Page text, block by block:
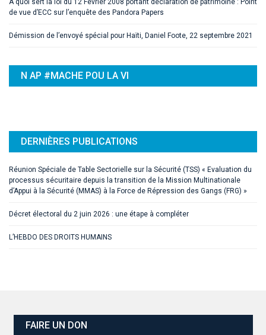
de vue d’ECC sur l’enquête des Pandora Papers
Démission de l’envoyé spécial pour Haïti, Daniel Foote, 22 septembre 2021
N AP #MACHE POU LA VI
DERNIÈRES PUBLICATIONS
Réunion Spéciale de Table Sectorielle sur la Sécurité (TSS) « Evaluation du
processus sécuritaire depuis la transition de la Mission Multinationale
d’Appui à la Sécurité (MMAS) à la Force de Répression des Gangs (FRG) »
Décret électoral du 2 juin 2026 : une étape à compléter
L’HEBDO DES DROITS HUMAINS
FAIRE UN DON